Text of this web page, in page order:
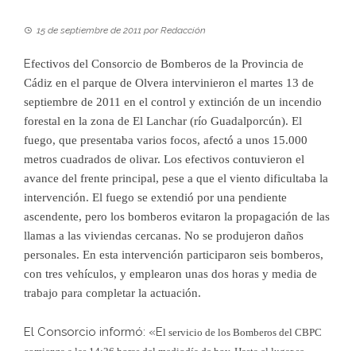
15 de septiembre de 2011 porRedacción
Efectivos del Consorcio de Bomberos de la Provincia de
Cádiz en el parque de Olvera intervinieron el martes 13 de
septiembre de 2011 en el control y extinción de un incendio
forestal en la zona de El Lanchar (río Guadalporcún). El
fuego, que presentaba varios focos, afectó a unos 15.000
metros cuadrados de olivar. Los efectivos contuvieron el
avance del frente principal, pese a que el viento dificultaba la
intervención. El fuego se extendió por una pendiente
ascendente, pero los bomberos evitaron la propagación de las
llamas a las viviendas cercanas. No se produjeron daños
personales. En esta intervención participaron seis bomberos,
con tres vehículos, y emplearon unas dos horas y media de
trabajo para completar la actuación.
El Consorcio informó: «El servicio de los Bomberos del CBPC